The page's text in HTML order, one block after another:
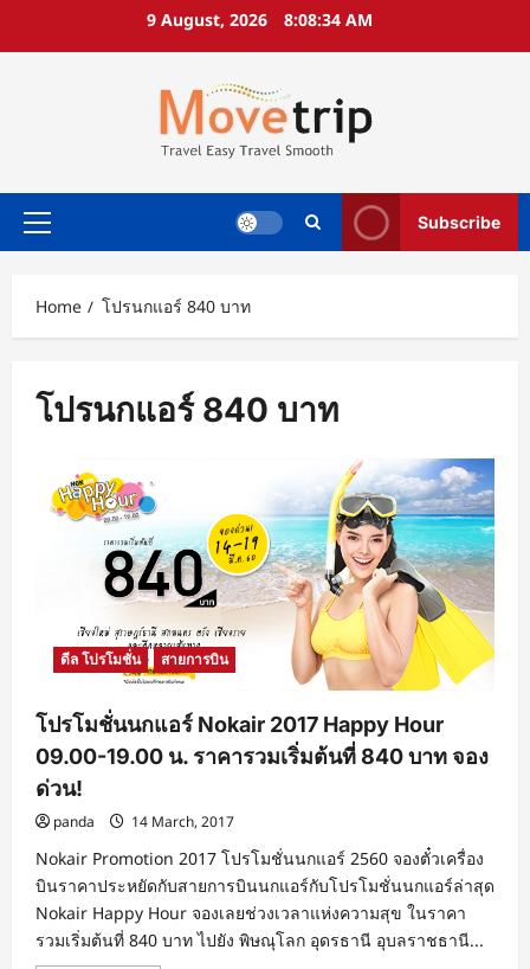
9 August, 2026 8:08:35 AM
Primary
Subscribe
Home โปรนกแอร์ 840 บาท
โปรนกแอร์ 840 บาท
ดีล โปรโมชั่น สายการบิน
โปรโมชั่นนกแอร์ Nokair 2017 Happy Hour
09.00-19.00 น. ราคารวมเริ่มต้นที่ 840 บาท จอง
ด่วน!
panda 14 March, 2017
Nokair Promotion 2017 โปรโมชั่นนกแอร์ 2560 จองตั๋วเครื่อง
บินราคาประหยัดกับสายการบินนกแอร์กับโปรโมชั่นนกแอร์ล่าสุด
Nokair Happy Hour จองเลยช่วงเวลาแห่งความสุข ในราคา
รวมเริ่มต้นที่ 840 บาท ไปยัง พิษณุโลก อุดรธานี อุบลราชธานี...